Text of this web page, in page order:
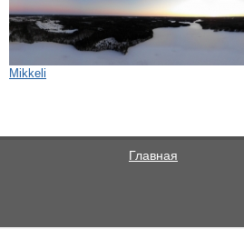
Mikkeli
Главная